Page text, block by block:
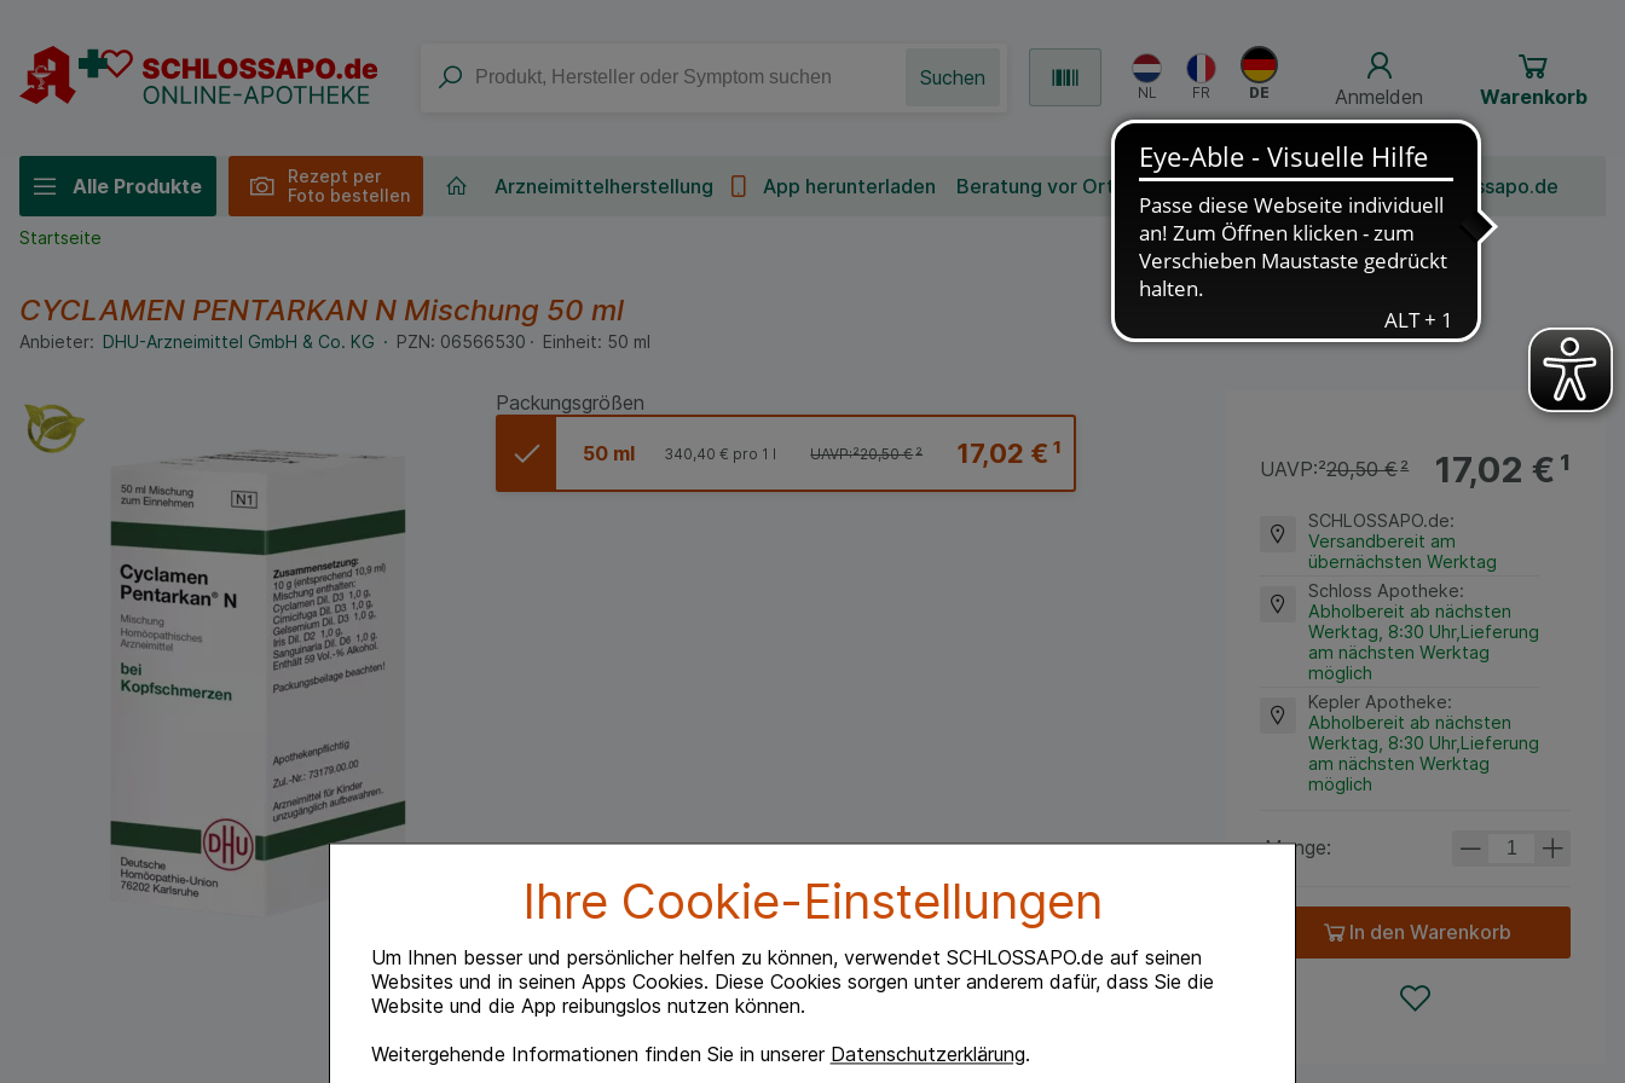
Ihre Cookie-Einstellungen
Um Ihnen besser und persönlicher helfen zu können, verwendet SCHLOSSAPO.de auf seinen
Websites und in seinen Apps Cookies. Diese Cookies sorgen unter anderem dafür, dass Sie die
Website und die App reibungslos nutzen können.
Weitergehende Informationen finden Sie in unserer Datenschutzerklärung.
Anmelden Warenkorb
Suchen
Alle Produkte
Rezept per
Foto bestellen
Arzneimittelherstellung App herunterladen Beratung vor Ort Bonusprogramm Jobs Über Schlossapo.de
Startseite
CYCLAMEN PENTARKAN N Mischung 50 ml
Anbieter: DHU-Arzneimittel GmbH & Co. KG PZN: 06566530 Einheit: 50 ml
Packungsgrößen
50 ml 17,02 €¹
UAVP:²20,50 €²
340,40 € pro 1 l 17,02 €¹
UAVP:²20,50 €²
SCHLOSSAPO.de:
Versandbereit am
übernächsten Werktag
Schloss Apotheke:
Abholbereit ab nächsten
Werktag, 8:30 Uhr,Lieferung
am nächsten Werktag
möglich
Kepler Apotheke:
Abholbereit ab nächsten
Werktag, 8:30 Uhr,Lieferung
am nächsten Werktag
möglich
Menge:
In den Warenkorb